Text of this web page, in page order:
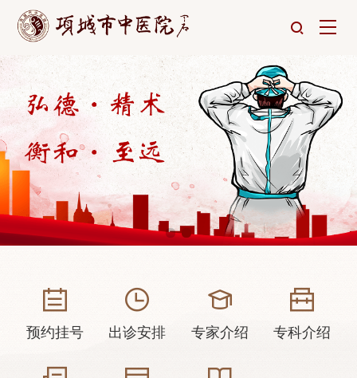
预约挂号 出诊安排 专家介绍 专科介绍